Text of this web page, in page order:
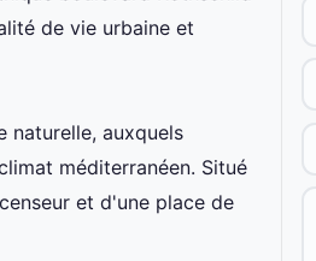
de vie urbaine et
naturelle, auxquels
méditerranéen. Situé
et d'une place de